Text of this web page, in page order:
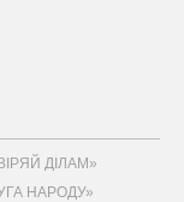
ДІЛАМ»
НАРОДУ»